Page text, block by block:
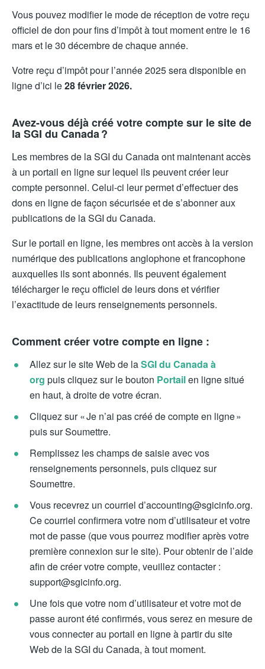
Vous pouvez modifier le mode de réception de votre reçu
officiel de don pour fins d’impôt à tout moment entre le 16
mars et le 30 décembre de chaque année.
Votre reçu d’impôt pour l’année 2025 sera disponible en
ligne d’ici le28 février 2026.
Avez-vous déjà créé votre compte sur le site de
la SGI du Canada ?
Les membres de la SGI du Canada ont maintenant accès
à un portail en ligne sur lequel ils peuvent créer leur
compte personnel. Celui-ci leur permet d’effectuer des
dons en ligne de façon sécurisée et de s’abonner aux
publications de la SGI du Canada.
Sur le portail en ligne, les membres ont accès à la version
numérique des publications anglophone et francophone
auxquelles ils sont abonnés. Ils peuvent également
télécharger le reçu officiel de leurs dons et vérifier
l’exactitude de leurs renseignements personnels.
Comment créer votre compte en ligne :
Allez sur le site Web de laSGI du Canada à
org puis cliquez sur le bouton Portailen ligne situé
en haut, à droite de votre écran.
Cliquez sur « Je n’ai pas créé de compte en ligne »
puis sur Soumettre.
Remplissez les champs de saisie avec vos
renseignements personnels, puis cliquez sur
Soumettre.
Vous recevrez un courriel d’accounting@sgicinfo.org.
Ce courriel confirmera votre nom d’utilisateur et votre
mot de passe (que vous pourrez modifier après votre
première connexion sur le site). Pour obtenir de l’aide
afin de créer votre compte, veuillez contacter :
support@sgicinfo.org.
Une fois que votre nom d’utilisateur et votre mot de
passe auront été confirmés, vous serez en mesure de
vous connecter au portail en ligne à partir du site
Web de la SGI du Canada, à tout moment.